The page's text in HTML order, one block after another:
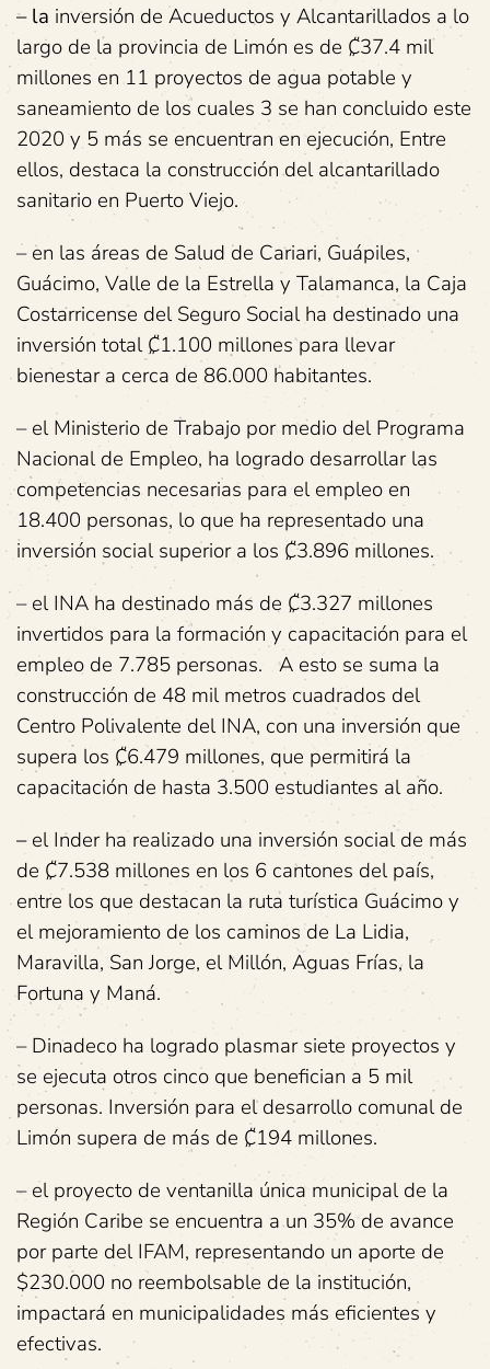
– la inversión de Acueductos y Alcantarillados a lo
largo de la provincia de Limón es de ₡37.4 mil
millones en 11 proyectos de agua potable y
saneamiento de los cuales 3 se han concluido este
2020 y 5 más se encuentran en ejecución, Entre
ellos, destaca la construcción del alcantarillado
sanitario en Puerto Viejo.
– en las áreas de Salud de Cariari, Guápiles,
Guácimo, Valle de la Estrella y Talamanca, la Caja
Costarricense del Seguro Social ha destinado una
inversión total ₡1.100 millones para llevar
bienestar a cerca de 86.000 habitantes.
– el Ministerio de Trabajo por medio del Programa
Nacional de Empleo, ha logrado desarrollar las
competencias necesarias para el empleo en
18.400 personas, lo que ha representado una
inversión social superior a los ₡3.896 millones.
– el INA ha destinado más de ₡3.327 millones
invertidos para la formación y capacitación para el
empleo de 7.785 personas. A esto se suma la
construcción de 48 mil metros cuadrados del
Centro Polivalente del INA, con una inversión que
supera los ₡6.479 millones, que permitirá la
capacitación de hasta 3.500 estudiantes al año.
–el Inder ha realizado una inversión social de más
de ₡7.538 millones en los 6 cantones del país,
entre los que destacan la ruta turística Guácimo y
el mejoramiento de los caminos de La Lidia,
Maravilla, San Jorge, el Millón, Aguas Frías, la
Fortuna y Maná.
– Dinadeco ha logrado plasmar siete proyectos y
se ejecuta otros cinco que benefician a 5 mil
personas. Inversión para el desarrollo comunal de
Limón supera de más de ₡194 millones.
– el proyecto de ventanilla única municipal de la
Región Caribe se encuentra a un 35% de avance
por parte del IFAM, representando un aporte de
$230.000 no reembolsable de la institución,
impactará en municipalidades más eficientes y
efectivas.